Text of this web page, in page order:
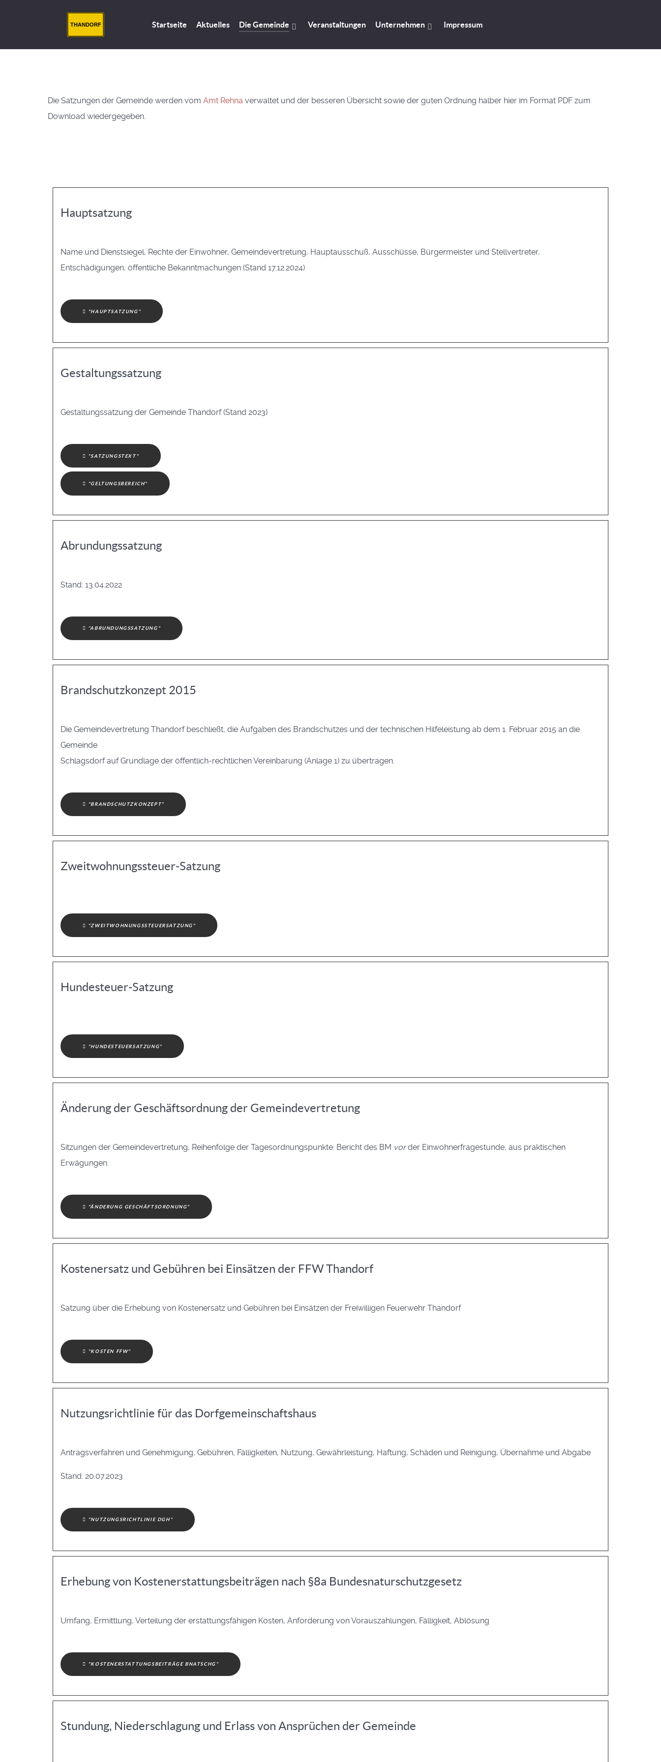
THANDORF Startseite Aktuelles Die Gemeinde Veranstaltungen Unternehmen Impressum
Die Satzungen der Gemeinde werden vom Amt Rehna verwaltet und der besseren Übersicht sowie der guten Ordnung halber hier im Format PDF zum
Download wiedergegeben.
Hauptsatzung
Name und Dienstsiegel, Rechte der Einwohner, Gemeindevertretung, Hauptausschuß, Ausschüsse, Bürgermeister und Stellvertreter,
Entschädigungen, öffentliche Bekanntmachungen (Stand 17.12.2024)
"HAUPTSATZUNG"
Gestaltungssatzung
Gestaltungssatzung der Gemeinde Thandorf (Stand 2023)
"SATZUNGSTEXT"
"GELTUNGSBEREICH"
Abrundungssatzung
Stand: 13.04.2022
"ABRUNDUNGSSATZUNG"
Brandschutzkonzept 2015
Die Gemeindevertretung Thandorf beschließt, die Aufgaben des Brandschutzes und der technischen Hilfeleistung ab dem 1. Februar 2015 an die
Gemeinde
Schlagsdorf auf Grundlage der öffentlich-rechtlichen Vereinbarung (Anlage 1) zu übertragen.
"BRANDSCHUTZKONZEPT"
Zweitwohnungssteuer-Satzung
"ZWEITWOHNUNGSSTEUERSATZUNG"
Hundesteuer-Satzung
"HUNDESTEUERSATZUNG"
Änderung der Geschäftsordnung der Gemeindevertretung
Sitzungen der Gemeindevertretung, Reihenfolge der Tagesordnungspunkte: Bericht des BM vorder Einwohnerfragestunde, aus praktischen
Erwägungen.
"ÄNDERUNG GESCHÄFTSORDNUNG"
Kostenersatz und Gebühren bei Einsätzen der FFW Thandorf
Satzung über die Erhebung von Kostenersatz und Gebühren bei Einsätzen der Freiwilligen Feuerwehr Thandorf
"KOSTEN FFW"
Nutzungsrichtlinie für das Dorfgemeinschaftshaus
Antragsverfahren und Genehmigung, Gebühren, Fälligkeiten, Nutzung, Gewährleistung, Haftung, Schäden und Reinigung, Übernahme und Abgabe
Stand: 20.07.2023
"NUTZUNGSRICHTLINIE DGH"
Erhebung von Kostenerstattungsbeiträgen nach §8a Bundesnaturschutzgesetz
Umfang, Ermittlung, Verteilung der erstattungsfähigen Kosten, Anforderung von Vorauszahlungen, Fälligkeit, Ablösung
"KOSTENERSTATTUNGSBEITRÄGE BNATSCHG"
Stundung, Niederschlagung und Erlass von Ansprüchen der Gemeinde